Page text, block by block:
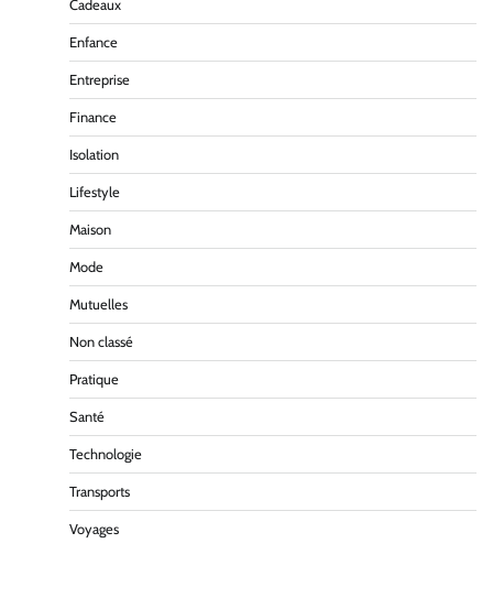
Cadeaux
Enfance
Entreprise
Finance
Isolation
Lifestyle
Maison
Mode
Mutuelles
Non classé
Pratique
Santé
Technologie
Transports
Voyages